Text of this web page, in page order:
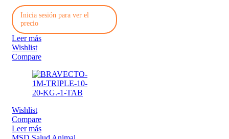
Inicia sesión para ver el
precio
Leer más
Wishlist
Compare
Wishlist
Compare
Leer más